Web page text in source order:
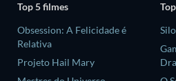
Top 5 filmes
Obsession: A Felicidade é
Relativa
Projeto Hail Mary
Silo